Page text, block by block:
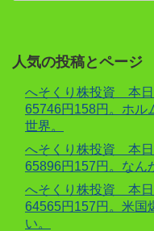
人気の投稿とページ
へそくり株投資 本日
65746円158円。ホル
世界。
へそくり株投資 本日
65896円157円。なん
へそくり株投資 本日
64565円157円。米国
い。